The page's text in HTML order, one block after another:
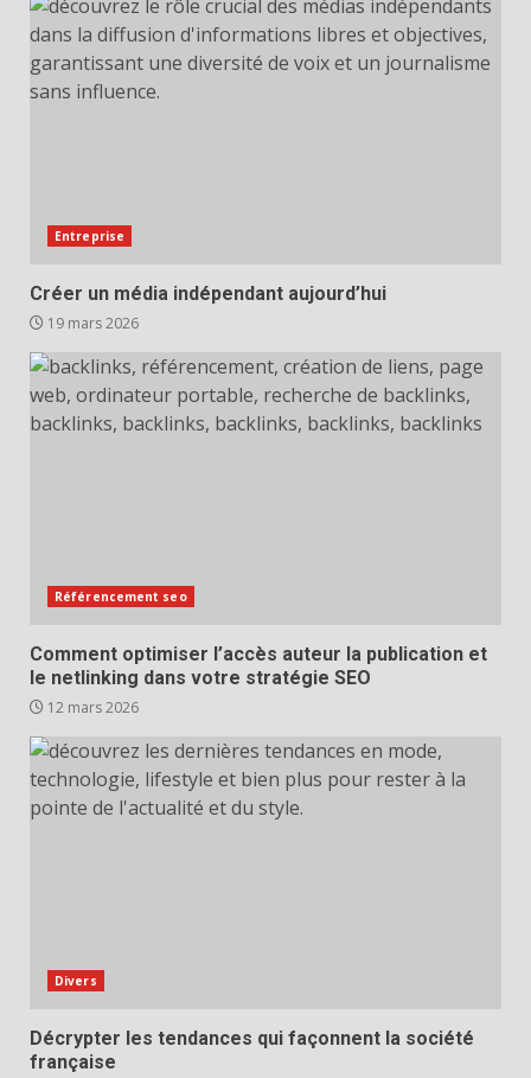
Entreprise
Créer un média indépendant aujourd’hui
19 mars 2026
Référencement seo
Comment optimiser l’accès auteur la publication et
le netlinking dans votre stratégie SEO
12 mars 2026
Divers
Décrypter les tendances qui façonnent la société
française